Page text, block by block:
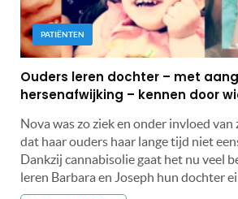
PATIËNTEN
Ouders leren dochter – met
hersenafwijking – kennen door
Nova was zo ziek en onder invloed van
dat haar ouders haar lange tijd niet
Dankzij cannabisolie gaat het nu veel
leren Barbara en Joseph hun dochter